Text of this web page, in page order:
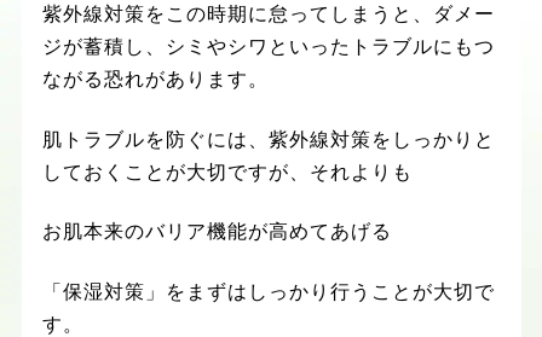
紫外線対策をこの時期に怠ってしまうと、ダメー
ジが蓄積し、シミやシワといったトラブルにもつ
ながる恐れがあります。
肌トラブルを防ぐには、紫外線対策をしっかりと
しておくことが大切ですが、それよりも
お肌本来のバリア機能が高めてあげる
「保湿対策」をまずはしっかり行うことが大切で
す。